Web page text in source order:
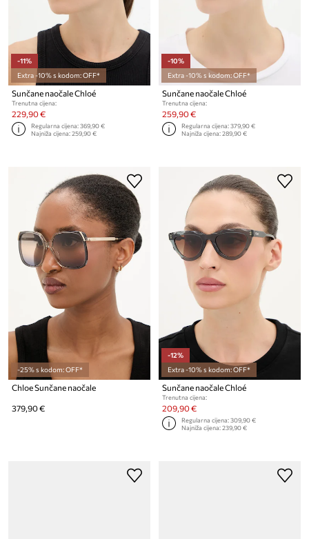
-11%
Extra -10% s kodom: OFF*
Sunčane naočale Chloé
Trenutna cijena:
229,90 €
Regularna cijena:369,90 €
Najniža cijena:259,90 €
-10%
Extra -10% s kodom: OFF*
Sunčane naočale Chloé
Trenutna cijena:
259,90 €
Regularna cijena:379,90 €
Najniža cijena:289,90 €
-25% s kodom: OFF*
Chloe Sunčane naočale
379,90 €
-12%
Extra -10% s kodom: OFF*
Sunčane naočale Chloé
Trenutna cijena:
209,90 €
Regularna cijena:309,90 €
Najniža cijena:239,90 €